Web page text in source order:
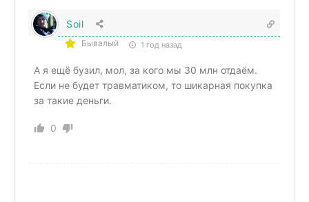
Soil
Бывалый 1 год назад
А я ещё бузил, мол, за кого мы 30 млн отдаём.
Если не будет травматиком, то шикарная покупка
за такие деньги.
0